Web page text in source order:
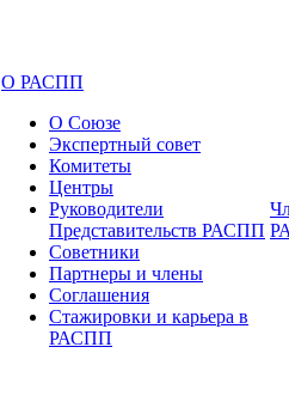
О РАСПП
О Союзе
Экспертный совет
Комитеты
Центры
Руководители
Представительств РАСПП
Советники
Партнеры и члены
Соглашения
Стажировки и карьера в
РАСПП